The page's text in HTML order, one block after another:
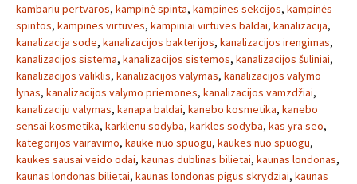
kambariu pertvaros, kampinė spinta, kampines sekcijos, kampinės
spintos, kampines virtuves, kampiniai virtuves baldai, kanalizacija,
kanalizacija sode, kanalizacijos bakterijos, kanalizacijos irengimas,
kanalizacijos sistema, kanalizacijos sistemos, kanalizacijos šuliniai,
kanalizacijos valiklis, kanalizacijos valymas, kanalizacijos valymo
lynas, kanalizacijos valymo priemones, kanalizacijos vamzdžiai,
kanalizaciju valymas, kanapa baldai, kanebo kosmetika, kanebo
sensai kosmetika, karklenu sodyba, karkles sodyba, kas yra seo,
kategorijos vairavimo, kauke nuo spuogu, kaukes nuo spuogu,
kaukes sausai veido odai, kaunas dublinas bilietai, kaunas londonas,
kaunas londonas bilietai, kaunas londonas pigus skrydziai, kaunas